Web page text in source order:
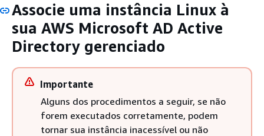
Associe uma instância Linux à
sua AWS Microsoft AD Active
Directory gerenciado
Importante
Alguns dos procedimentos a seguir, se não
forem executados corretamente, podem
tornar sua instância inacessível ou não